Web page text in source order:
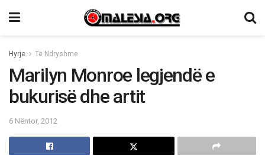
Hyrje Të Ndryshme
Marilyn Monroe legjendё e
bukurisё dhe artit
6 Nëntor, 2012